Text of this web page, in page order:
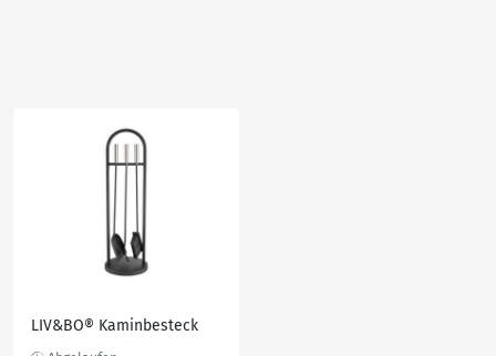
LIV&BO® Kaminbesteck